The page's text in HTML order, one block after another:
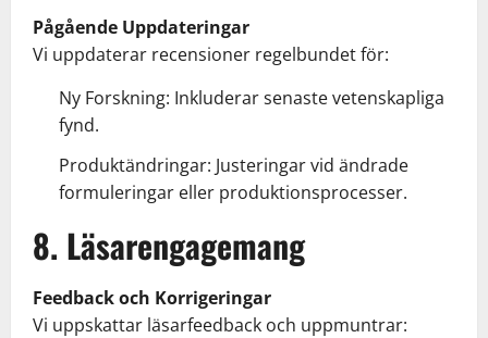
Pågående Uppdateringar
Vi uppdaterar recensioner regelbundet för:
Ny Forskning: Inkluderar senaste vetenskapliga
fynd.
Produktändringar: Justeringar vid ändrade
formuleringar eller produktionsprocesser.
8. Läsarengagemang
Feedback och Korrigeringar
Vi uppskattar läsarfeedback och uppmuntrar: